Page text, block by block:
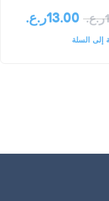
ر.ع. 13.00ر.ع.
إلى السلة